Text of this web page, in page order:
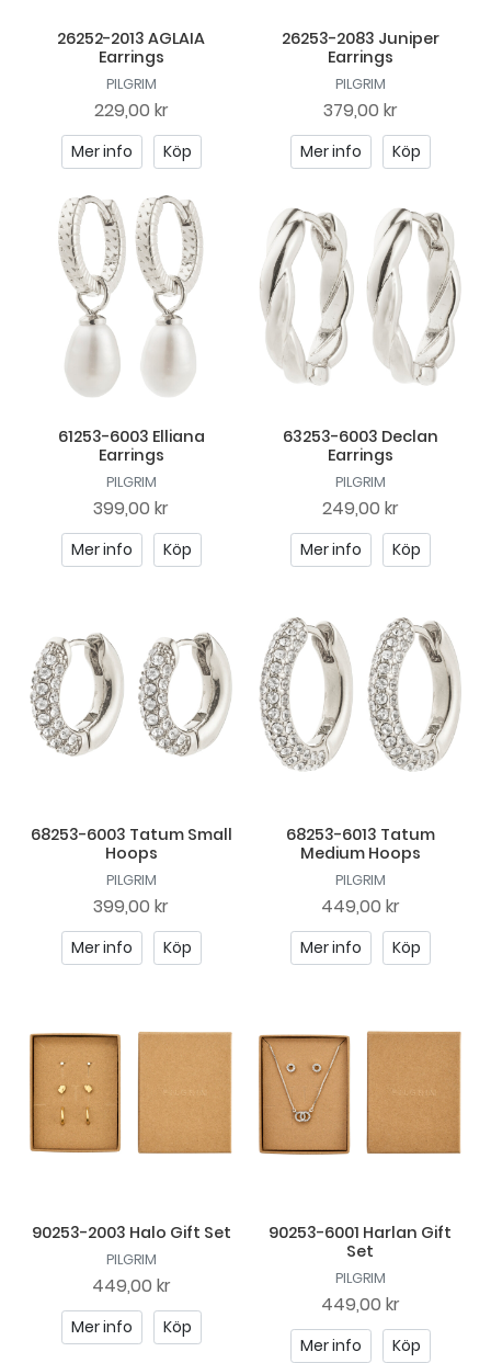
26252-2013 AGLAIA
Earrings
PILGRIM
229,00 kr
Mer info Köp
26253-2083 Juniper
Earrings
PILGRIM
379,00 kr
Mer info Köp
61253-6003 Elliana
Earrings
PILGRIM
399,00 kr
Mer info Köp
63253-6003 Declan
Earrings
PILGRIM
249,00 kr
Mer info Köp
68253-6003 Tatum Small
Hoops
PILGRIM
399,00 kr
Mer info Köp
68253-6013 Tatum
Medium Hoops
PILGRIM
449,00 kr
Mer info Köp
90253-2003 Halo Gift Set
PILGRIM
449,00 kr
Mer info Köp
90253-6001 Harlan Gift
Set
PILGRIM
449,00 kr
Mer info Köp